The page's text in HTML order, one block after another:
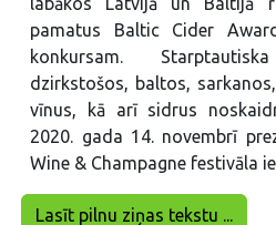
pamatus Baltic Cider
konkursam.
dzirkstošos, baltos,
vīnus, kā arī sidrus
2020. gada 14. novembrī
Wine & Champagne festivāla
Lasīt pilnu ziņas tekstu ...